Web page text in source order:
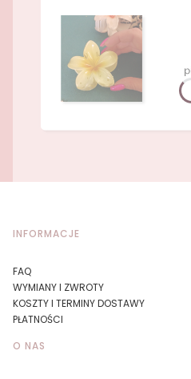
Linki w stopce
INFORMACJE
FAQ
WYMIANY I ZWROTY
KOSZTY I TERMINY DOSTAWY
PŁATNOŚCI
O NAS